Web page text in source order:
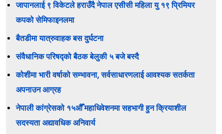
जापानलाई ९ विकेटले हराउँदै नेपाल एसीसी महिला यु १९ प्रिमियर
कपको सेमिफाइनलमा
बैतडीमा यात्रुवाहक बस दुर्घटना
संवैधानिक परिषद्को बैठक बेलुकी ५ बजे बस्दै
कोशीमा भारी वर्षाको सम्भावना, सर्वसाधारणलाई आवश्यक सतर्कता
अपनाउन आग्रह
नेपाली कांग्रेसको १५औँ महाधिवेशनमा सहभागी हुन क्रियाशील
सदस्यता अद्यावधिक अनिवार्य